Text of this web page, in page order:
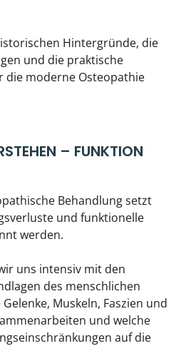
Hintergründe, die
und die praktische
die moderne Osteopathie
– FUNKTION
Behandlung setzt
und funktionelle
werden.
uns intensiv mit den
des menschlichen
Muskeln, Faszien und
und welche
auf die